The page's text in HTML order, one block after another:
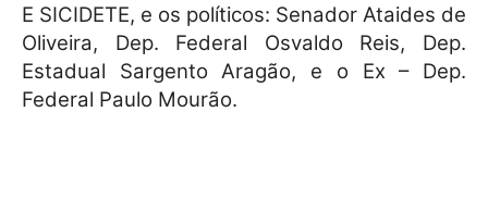
E SICIDETE, e os políticos: Senador Ataides de
Oliveira, Dep. Federal Osvaldo Reis, Dep.
Estadual Sargento Aragão, e o Ex – Dep.
Federal Paulo Mourão.